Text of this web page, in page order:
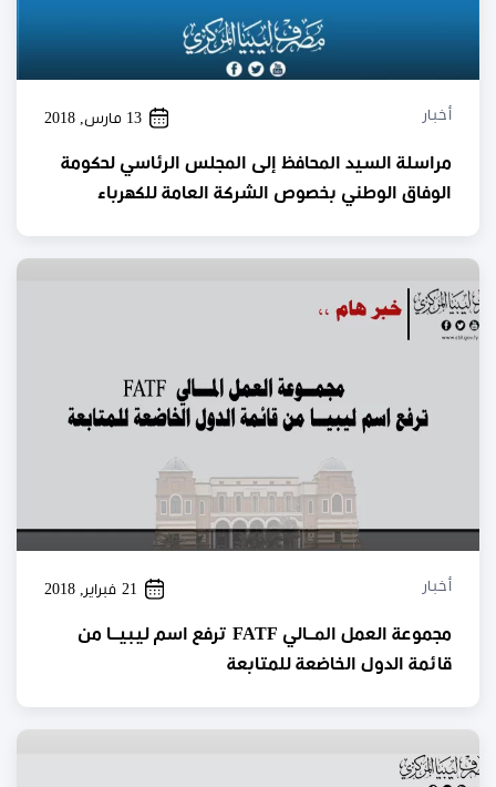
أخبار 13 مارس, 2018
مراسلة السيد المحافظ إلى المجلس الرئاسي لحكومة
الوفاق الوطني بخصوص الشركة العامة للكهرباء
أخبار 21 فبراير, 2018
مجموعة العمل المــالي FATF ترفع اسم ليبيــا من
قائمة الدول الخاضعة للمتابعة